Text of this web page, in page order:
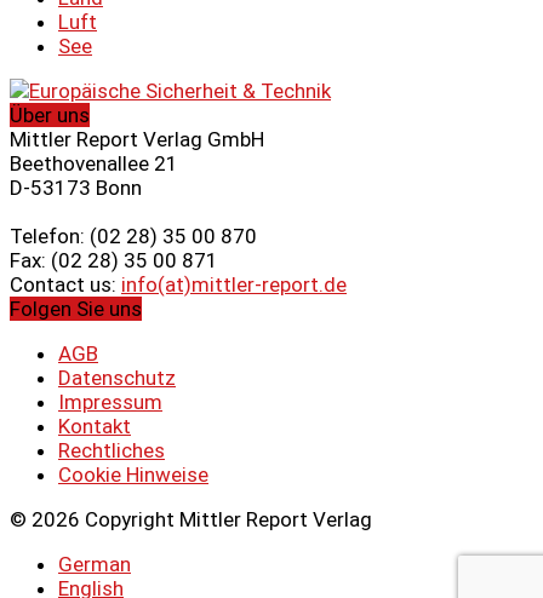
Luft
See
Über uns
Mittler Report Verlag GmbH
Beethovenallee 21
D-53173 Bonn
Telefon: (02 28) 35 00 870
Fax: (02 28) 35 00 871
Contact us: info(at)mittler-report.de
Folgen Sie uns
AGB
Datenschutz
Impressum
Kontakt
Rechtliches
Cookie Hinweise
© 2026 Copyright Mittler Report Verlag
German
English